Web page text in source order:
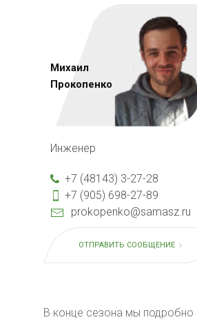
Михаил
Прокопенко
Инженер
+7 (48143) 3-27-28
+7 (905) 698-27-89
prokopenko@samasz.ru
ОТПРАВИТЬ СООБЩЕНИЕ
В конце сезона мы подробно